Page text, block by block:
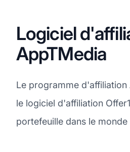
Logiciel
AppTMedia
Le programme d'affiliation
le logiciel d'affiliation
portefeuille dans le monde